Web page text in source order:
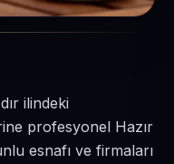
ilindeki
profesyonel Hazır
esnafı ve firmaları